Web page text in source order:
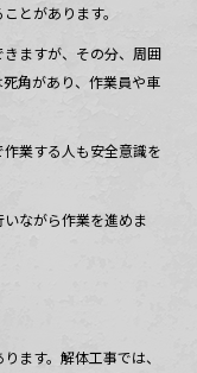
とがあります。
ますが、その分、周囲
角があり、作業員や車
業する人も安全意識を
ながら作業を進めま
ます。解体工事では、